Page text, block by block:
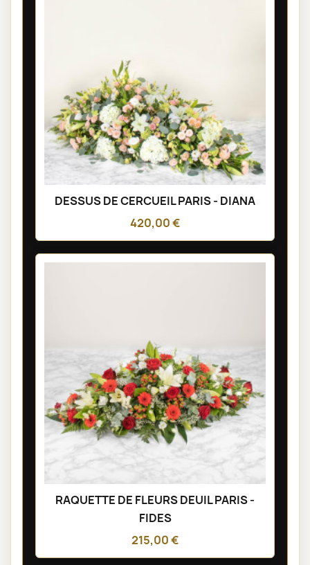
DESSUS DE CERCUEIL PARIS - DIANA
420,00 €
RAQUETTE DE FLEURS DEUIL PARIS -
FIDES
215,00 €